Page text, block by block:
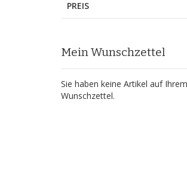
PREIS
Mein Wunschzettel
Sie haben keine Artikel auf Ihrem
Wunschzettel.